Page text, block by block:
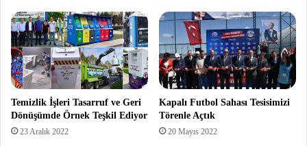
Temizlik İşleri Tasarruf ve Geri
Dönüşümde Örnek Teşkil Ediyor
23 Aralık 2022
Kapalı Futbol Sahası Tesisimizi
Törenle Açtık
20 Mayıs 2022